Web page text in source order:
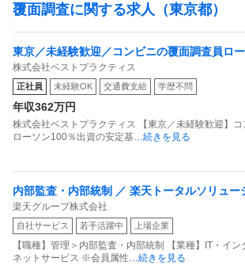
覆面調査に関する求人（東京都）
東京／未経験歓迎／コンビニの覆面調査員ロ
定基盤／月５日在宅／残業月10時間
株式会社ベストプラクティス
正社員 未経験OK 交通費支給 学歴不問
年収362万円
株式会社ベストプラクティス 【東京／未経験歓迎】
ローソン100％出資の安定基 …続きを見る
内部監査・内部統制 ／ 楽天トータルソリュー
戦略事業コンプライアンス支援部 業務統制支
プライアンス推進担当（SBCSD）
楽天グループ株式会社
自社サービス 若手活躍中 上場企業
【職種】管理＞内部監査・内部統制 【業種】IT・イ
ネットサービス ※会員属性 …続きを見る